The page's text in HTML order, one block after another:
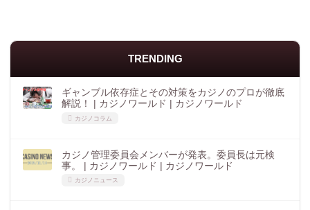
TRENDING
ギャンブル依存症とその対策をカジノのプロが徹底
解説！ | カジノワールド | カジノワールド
カジノコラム
カジノ管理委員会メンバーが発表。委員長は元検
事。 | カジノワールド | カジノワールド
カジノニュース